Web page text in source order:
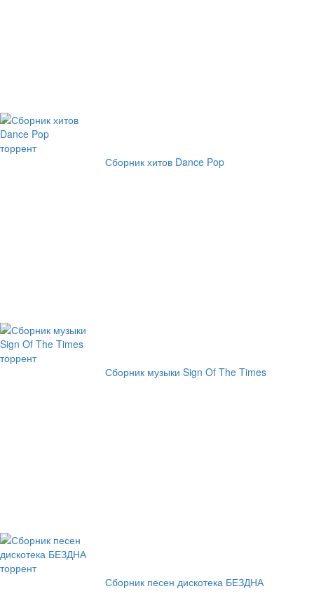
Сборник хитов Dance Pop
Сборник музыки Sign Of The Times
Сборник песен дискотека БЕЗДНА